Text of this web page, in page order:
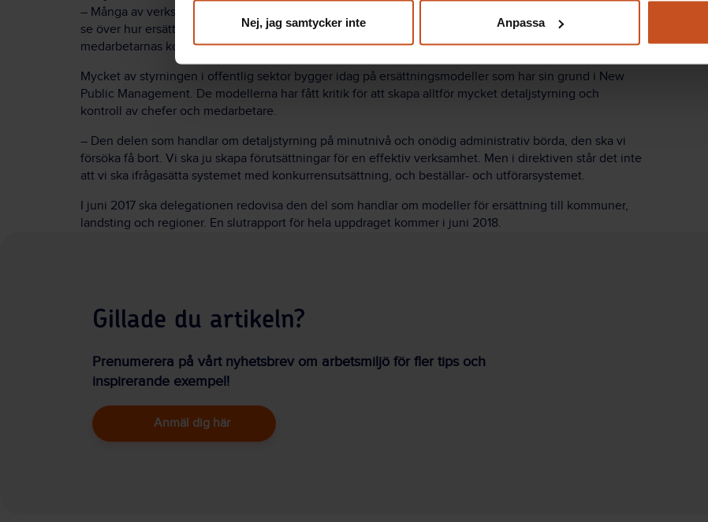
Nej, jag samtycker inte Anpassa
– Många av verksamheterna i offentlig sektor är konkurrensutsatta och utförs av privata aktörer. Vi ska
se över hur ersättningsmodellerna bättre kan främja kvalitet och innovation, genom att tillvarata
medarbetarnas kompetens, säger Laura Hartman.
Mycket av styrningen i offentlig sektor bygger idag på ersättningsmodeller som har sin grund i New
Public Management. De modellerna har fått kritik för att skapa alltför mycket detaljstyrning och
kontroll av chefer och medarbetare.
– Den delen som handlar om detaljstyrning på minutnivå och onödig administrativ börda, den ska vi
försöka få bort. Vi ska ju skapa förutsättningar för en effektiv verksamhet. Men i direktiven står det inte
att vi ska ifrågasätta systemet med konkurrensutsättning, och beställar- och utförarsystemet.
I juni 2017 ska delegationen redovisa den del som handlar om modeller för ersättning till kommuner,
landsting och regioner. En slutrapport för hela uppdraget kommer i juni 2018.
Gillade du artikeln?
Prenumerera på vårt nyhetsbrev om arbetsmiljö för fler tips och
inspirerande exempel!
Anmäl dig här